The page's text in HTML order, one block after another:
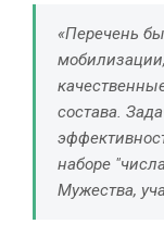
«Перечень
состава.
наборе
Мужества,